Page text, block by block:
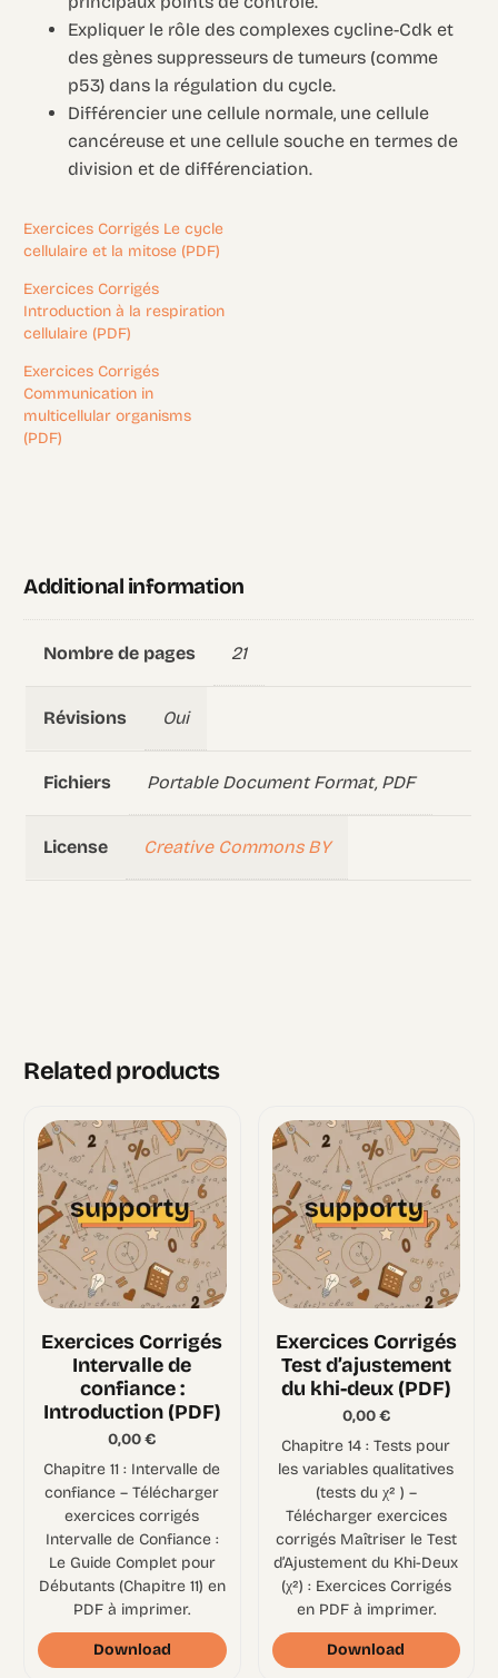
Expliquer le rôle des complexes cycline-Cdk et
des gènes suppresseurs de tumeurs (comme
p53) dans la régulation du cycle.
Différencier une cellule normale, une cellule
cancéreuse et une cellule souche en termes de
division et de différenciation.
Exercices Corrigés Le cycle
cellulaire et la mitose (PDF)
Exercices Corrigés
Introduction à la respiration
cellulaire (PDF)
Exercices Corrigés
Communication in
multicellular organisms
(PDF)
Additional information
Nombre de pages 21
Révisions Oui
Fichiers Portable Document Format, PDF
License Creative Commons BY
Related products
Exercices Corrigés
Intervalle de
confiance :
Introduction (PDF)
0,00€
Chapitre 11 : Intervalle de
confiance – Télécharger
exercices corrigés
Intervalle de Confiance :
Le Guide Complet pour
Débutants (Chapitre 11) en
PDF à imprimer.
Download
Exercices Corrigés
Test d’ajustement
du khi-deux (PDF)
0,00€
Chapitre 14 : Tests pour
les variables qualitatives
(tests du χ² ) –
Télécharger exercices
corrigés Maîtriser le Test
d’Ajustement du Khi-Deux
(χ²) : Exercices Corrigés
en PDF à imprimer.
Download